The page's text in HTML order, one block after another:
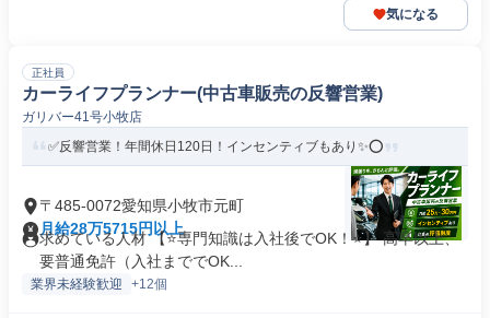
気になる
正社員
カーライフプランナー(中古車販売の反響営業)
ガリバー41号小牧店
✅反響営業！年間休日120日！インセンティブもあり✨⭕
〒485-0072愛知県小牧市元町
月給28万5715円以上
求めている人材 【⭐専門知識は入社後でOK！⭐】 高卒以上、
要普通免許（入社まででOK...
業界未経験歓迎 +12個